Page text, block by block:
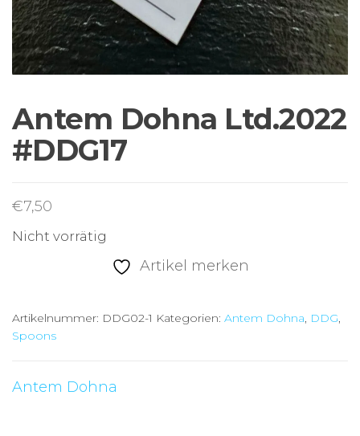
Antem Dohna Ltd.2022
#DDG17
€7,50
Nicht vorrätig
Artikel merken
Artikelnummer: DDG02-1 Kategorien: Antem Dohna, DDG,
Spoons
Antem Dohna